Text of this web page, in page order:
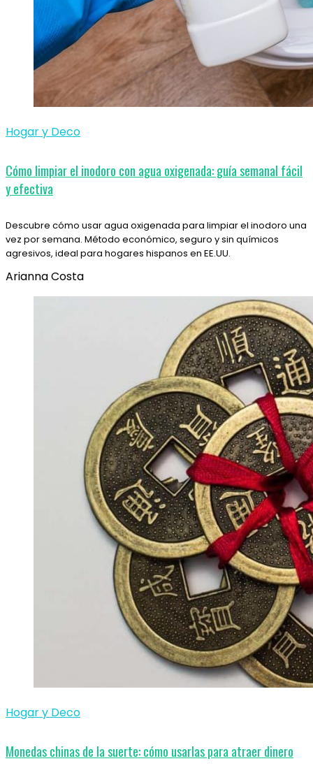
Hogar y Deco
Cómo limpiar el inodoro con agua oxigenada: guía semanal fácil
y efectiva
Descubre cómo usar agua oxigenada para limpiar el inodoro una
vez por semana. Método económico, seguro y sin químicos
agresivos, ideal para hogares hispanos en EE.UU.
Arianna Costa
Hogar y Deco
Monedas chinas de la suerte: cómo usarlas para atraer dinero